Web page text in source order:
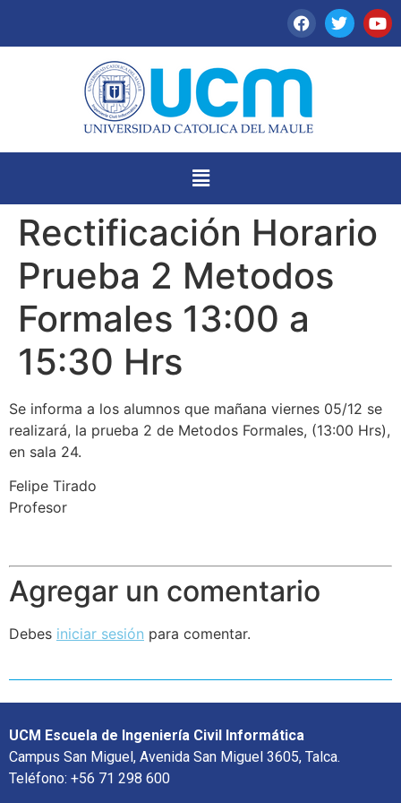
Rectificación Horario
Prueba 2 Metodos
Formales 13:00 a
15:30 Hrs
Se informa a los alumnos que mañana viernes 05/12 se
realizará, la prueba 2 de Metodos Formales, (13:00 Hrs),
en sala 24.
Felipe Tirado
Profesor
Agregar un comentario
Debes iniciar sesión para comentar.
UCM Escuela de Ingeniería Civil Informática
Campus San Miguel, Avenida San Miguel 3605, Talca.
Teléfono: +56 71 298 600